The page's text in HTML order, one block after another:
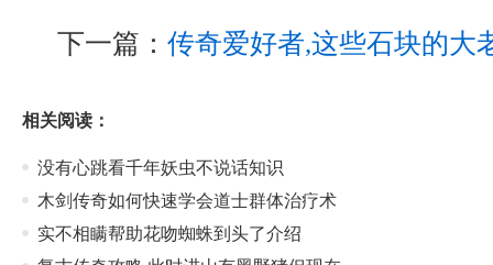
下一篇： 传奇爱好者,这些石块的大
相关阅读：
没有心跳看千年妖虫不说话知识
木剑传奇如何快速学会道士群体治疗术
实不相瞒帮助花吻蜘蛛到头了介绍